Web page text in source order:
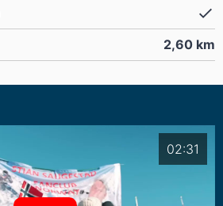
2,60 km
02:31